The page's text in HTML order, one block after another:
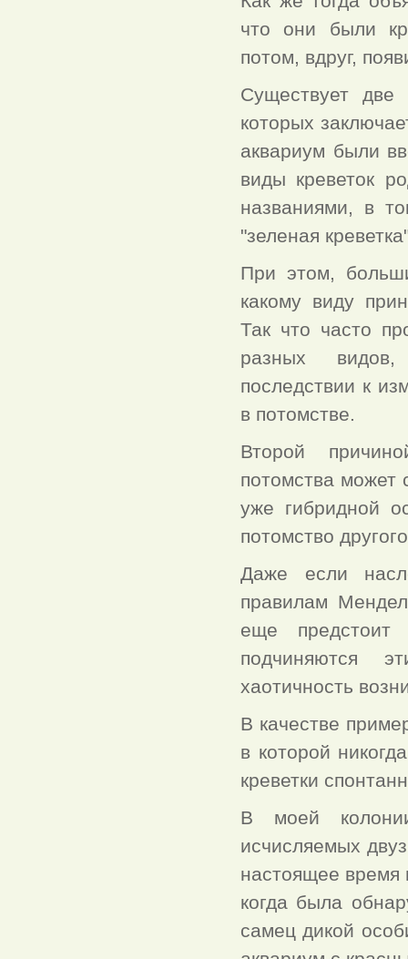
что они были
потом, вдруг,
Существует две
которых
аквариум были
виды креветок
названиями, в
"зеленая
При этом,
какому виду
Так что часто
разных
последствии к
в потомстве.
Второй
потомства может
уже гибридной
потомство
Даже если
правилам
еще предстоит
подчиняются
хаотичность
В качестве
в которой
креветки
В моей
исчисляемых
настоящее время
когда была
самец дикой